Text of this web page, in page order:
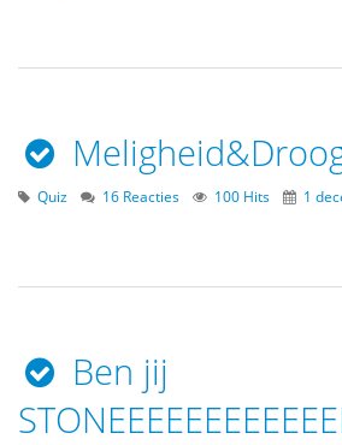
Quiz 16 Reacties 100 Hits 1
Ben jij